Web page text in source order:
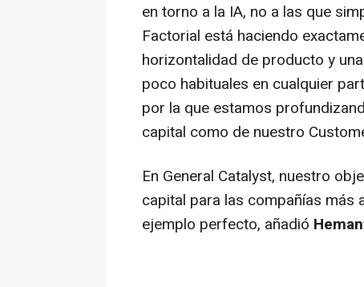
en torno a la IA, no a las que
Factorial está haciendo
horizontalidad de producto y
poco habituales en cualquier
por la que estamos
capital como de nuestro
En General Catalyst, nuestro
capital para las compañías más
ejemplo perfecto, añadió